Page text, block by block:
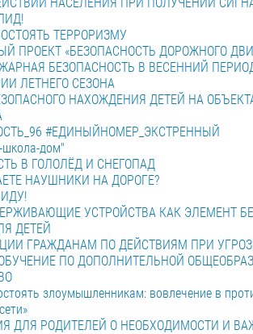
ТЕРРОРИЗМУ
ПРОЕКТ «БЕЗОПАСНОСТЬ ДОРОЖНОГО
БЕЗОПАСНОСТЬ В ВЕСЕННИЙ
ЛЕТНЕГО СЕЗОНА
НАХОЖДЕНИЯ ДЕТЕЙ НА
#ЕДИНЫЙНОМЕР_ЭКСТРЕННЫЙ
дом"
В ГОЛОЛЁД И СНЕГОПАД
НАУШНИКИ НА ДОРОГЕ?
УСТРОЙСТВА КАК ЭЛЕМЕНТ
ДЕТЕЙ
ГРАЖДАНАМ ПО ДЕЙСТВИЯМ ПРИ
ПО ДОПОЛНИТЕЛЬНОЙ
злоумышленникам: вовлечение в
ДЛЯ РОДИТЕЛЕЙ О НЕОБХОДИМОСТИ И